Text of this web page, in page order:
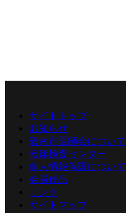
サイトトップ
お知らせ
碧南市医師会について
臨床検査センター
個人情報保護について
会員作品
リンク
サイトマップ